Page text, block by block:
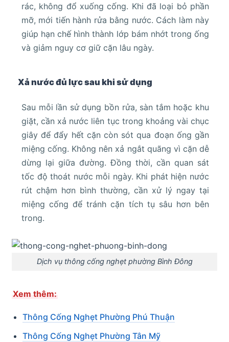
rác, không đổ xuống cống. Khi đã loại bỏ phần
mỡ, mới tiến hành rửa bằng nước. Cách làm này
giúp hạn chế hình thành lớp bám nhớt trong ống
và giảm nguy cơ giữ cặn lâu ngày.
Xả nước đủ lực sau khi sử dụng
Sau mỗi lần sử dụng bồn rửa, sàn tắm hoặc khu
giặt, cần xả nước liên tục trong khoảng vài chục
giây để đẩy hết cặn còn sót qua đoạn ống gần
miệng cống. Không nên xả ngắt quãng vì cặn dễ
dừng lại giữa đường. Đồng thời, cần quan sát
tốc độ thoát nước mỗi ngày. Khi phát hiện nước
rút chậm hơn bình thường, cần xử lý ngay tại
miệng cống để tránh cặn tích tụ sâu hơn bên
trong.
Dịch vụ thông cống nghẹt phường Bình Đông
Xem thêm:
Thông Cống Nghẹt Phường Phú Thuận
Thông Cống Nghẹt Phường Tân Mỹ